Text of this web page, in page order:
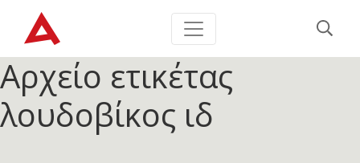
Αρχείο ετικέτας
λουδοβίκος ιδ